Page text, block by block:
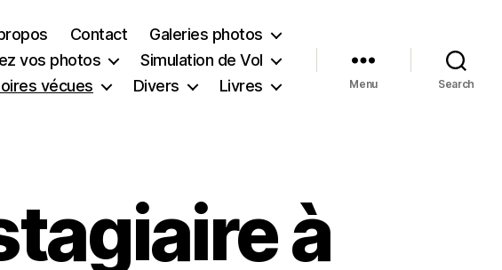
Contact
Galeries photos
vos photos
Simulation de Vol
vécues
Divers Livres Menu Search
à